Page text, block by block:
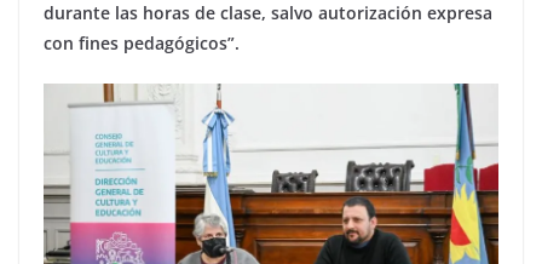
durante las horas de clase, salvo autorización expresa
con fines pedagógicos”.